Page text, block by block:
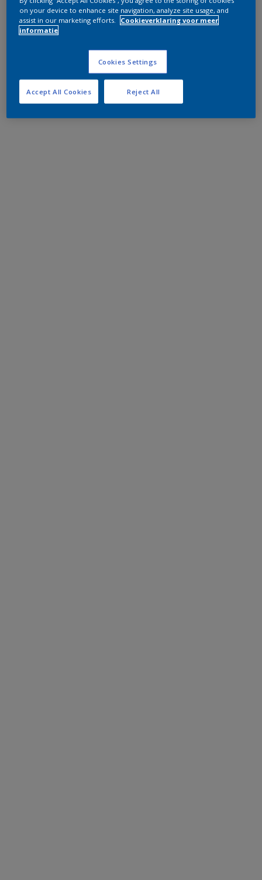
on your device to enhance site navigation, analyze site usage, and
assist in our marketing efforts.
Cookieverklaring voor meer
informatie
Cookies Settings
Reject All
Accept All Cookies